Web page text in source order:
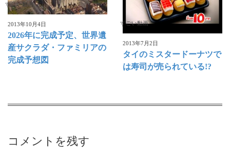
すごい動画
2013年10月4日
2026年に完成予定、世界遺
産サクラダ・ファミリアの
完成予想図
すごい動画
2013年7月2日
タイのミスタードーナツで
は寿司が売られている!?
コメントを残す